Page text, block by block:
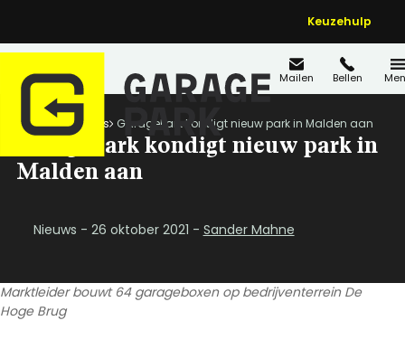
Keuzehulp
Mailen Bellen
Home Nieuws GaragePark kondigt nieuw park in Malden aan
GaragePark kondigt nieuw park in
Malden aan
Nieuws - 26 oktober 2021 - Sander Mahne
Marktleider bouwt 64 garageboxen op bedrijventerrein De
Hoge Brug